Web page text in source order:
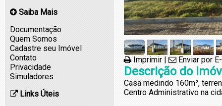
Saiba Mais
Documentação
Quem Somos
Cadastre seu Imóvel
Contato
Privacidade
Simuladores
Links Úteis
Imprimir | Enviar por
Descrição do
Casa medindo 160m²,
Centro Administrativo na